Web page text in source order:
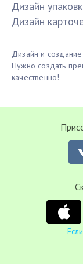
Дизайн
Дизайн
Дизайн и
Нужно создать
качественно!